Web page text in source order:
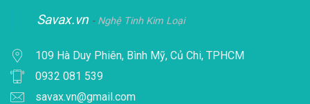
Savax.vn - Nghệ Tinh Kim Loại
109 Hà Duy Phiên, Bình Mỹ, Củ Chi, TPHCM
0932 081 539
savax.vn@gmail.com